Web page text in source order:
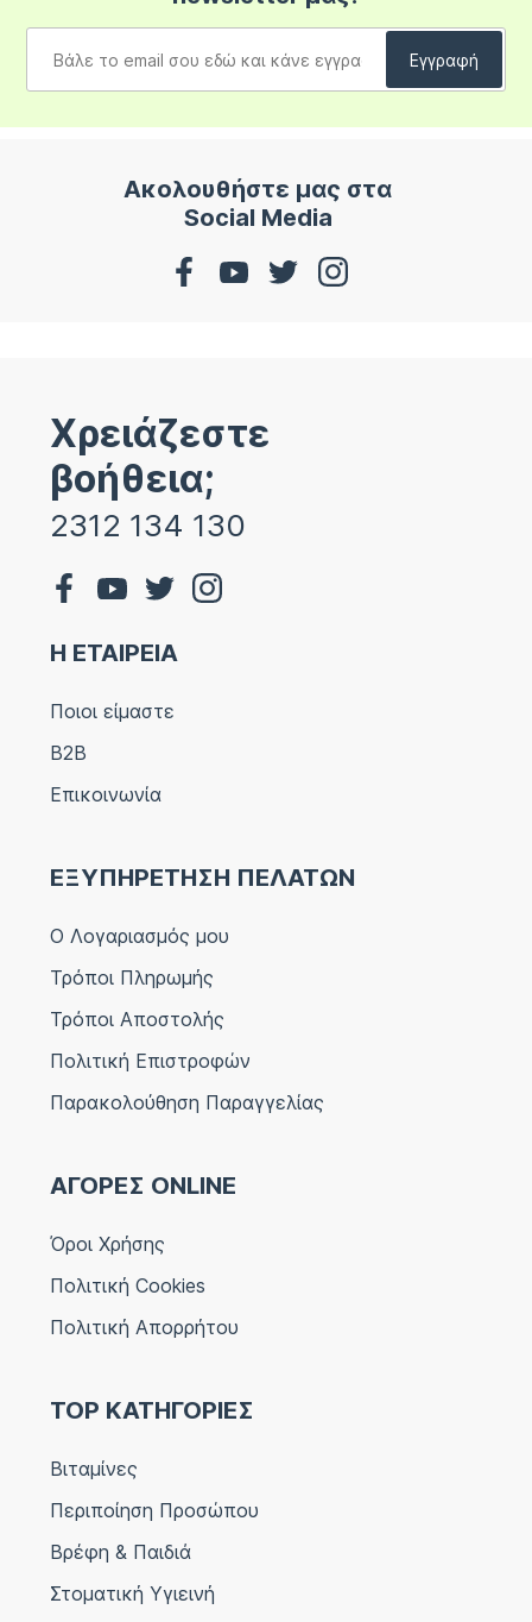
Ακολουθήστε μας στα
Social Media
Χρειάζεστε
βοήθεια;
2312 134 130
Η ΕΤΑΙΡΕΙΑ
Ποιοι είμαστε
B2B
Επικοινωνία
ΕΞΥΠΗΡΕΤΗΣΗ ΠΕΛΑΤΩΝ
Ο Λογαριασμός μου
Τρόποι Πληρωμής
Τρόποι Αποστολής
Πολιτική Επιστροφών
Παρακολούθηση Παραγγελίας
ΑΓΟΡΕΣ ONLINE
Όροι Χρήσης
Πολιτική Cookies
Πολιτική Απορρήτου
TOP ΚΑΤΗΓΟΡΙΕΣ
Βιταμίνες
Περιποίηση Προσώπου
Βρέφη & Παιδιά
Στοματική Υγιεινή